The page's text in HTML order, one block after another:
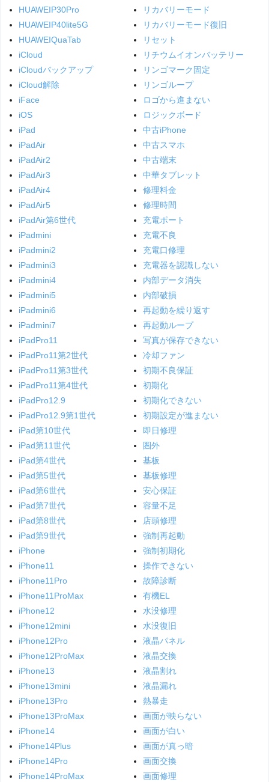
HUAWEIP30Pro
HUAWEIP40lite5G
HUAWEIQuaTab
iCloud
iCloudバックアップ
iCloud解除
iFace
iOS
iPad
iPadAir
iPadAir2
iPadAir3
iPadAir4
iPadAir5
iPadAir第6世代
iPadmini
iPadmini2
iPadmini3
iPadmini4
iPadmini5
iPadmini6
iPadmini7
iPadPro11
iPadPro11第2世代
iPadPro11第3世代
iPadPro11第4世代
iPadPro12.9
iPadPro12.9第1世代
iPad第10世代
iPad第11世代
iPad第4世代
iPad第5世代
iPad第6世代
iPad第7世代
iPad第8世代
iPad第9世代
iPhone
iPhone11
iPhone11Pro
iPhone11ProMax
iPhone12
iPhone12mini
iPhone12Pro
iPhone12ProMax
iPhone13
iPhone13mini
iPhone13Pro
iPhone13ProMax
iPhone14
iPhone14Plus
iPhone14Pro
iPhone14ProMax
リカバリーモード
リカバリーモード復旧
リセット
リチウムイオンバッテリー
リンゴマーク固定
リンゴループ
ロゴから進まない
ロジックボード
中古iPhone
中古スマホ
中古端末
中華タブレット
修理料金
修理時間
充電ポート
充電不良
充電口修理
充電器を認識しない
内部データ消失
内部破損
再起動を繰り返す
再起動ループ
写真が保存できない
冷却ファン
初期不良保証
初期化
初期化できない
初期設定が進まない
即日修理
圏外
基板
基板修理
安心保証
容量不足
店頭修理
強制再起動
強制初期化
操作できない
故障診断
有機EL
水没修理
水没復旧
液晶パネル
液晶交換
液晶割れ
液晶漏れ
熱暴走
画面が映らない
画面が白い
画面が真っ暗
画面交換
画面修理